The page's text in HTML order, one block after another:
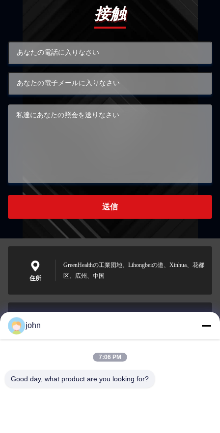
接触
送信
住所
GreenHealthの工業団地、Lihongbeiの道、Xinhua、花都
区、広州、中国
電子メール
0086-153-7406-6785
john
7:06 PM
Good day, what product are you looking for?